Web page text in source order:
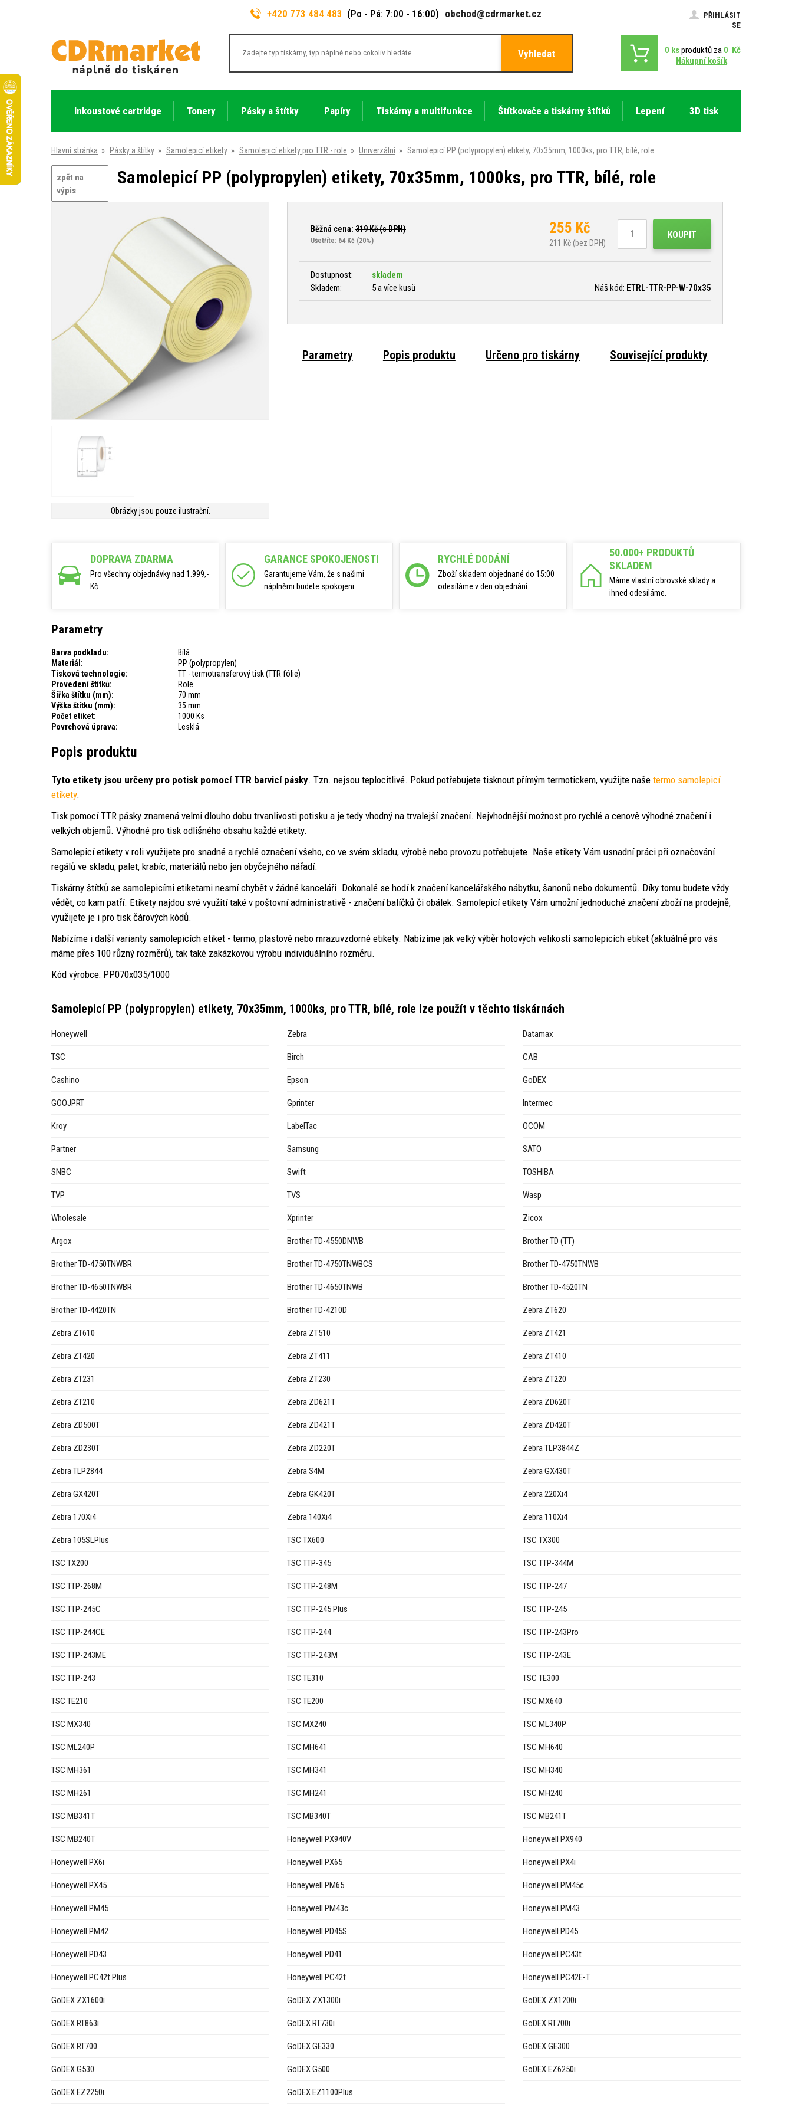
+420 773 484 483 (Po - Pá: 7:00 - 16:00) obchod@cdrmarket.cz
PŘIHLÁSIT
SE
Vyhledat 0 ksproduktů za 0 Kč
Nákupní košík
Inkoustové cartridge Tonery Pásky a štítky Papíry Tiskárny a multifunkce Štítkovače a tiskárny štítků Lepení 3D tisk
Hlavní stránka » Pásky a štítky » Samolepicí etikety » Samolepicí etikety pro TTR - role » Univerzální » Samolepicí PP (polypropylen) etikety, 70x35mm, 1000ks, pro TTR, bílé, role
zpět na
výpis
Samolepicí PP (polypropylen) etikety, 70x35mm, 1000ks, pro TTR, bílé, role
Obrázky jsou pouze ilustrační.
Běžná cena: 319Kč (s DPH)
Ušetříte: 64 Kč (20%)
255 Kč
211 Kč (bez DPH)
KOUPIT
Dostupnost:
skladem
Skladem:
5 a více kusů Náš kód: ETRL-TTR-PP-W-70x35
Parametry Popis produktu Určeno pro tiskárny Související produkty
DOPRAVA ZDARMA
Pro všechny objednávky nad 1.999,-
Kč
GARANCE SPOKOJENOSTI
Garantujeme Vám, že s našimi
náplněmi budete spokojeni
RYCHLÉ DODÁNÍ
Zboží skladem objednané do 15:00
odesíláme v den objednání.
50.000+ PRODUKTŮ
SKLADEM
Máme vlastní obrovské sklady a
ihned odesíláme.
Parametry
Barva podkladu:
Bílá
Materiál:
PP (polypropylen)
Tisková technologie:
TT - termotransferový tisk (TTR fólie)
Provedení štítků:
Role
Šířka štítku (mm):
70 mm
Výška štítku (mm):
35 mm
Počet etiket:
1000 Ks
Povrchová úprava:
Lesklá
Popis produktu
Tyto etikety jsou určeny pro potisk pomocí TTR barvicí pásky. Tzn. nejsou teplocitlivé. Pokud potřebujete tisknout přímým termotickem, využijte naše termo samolepicí
etikety.
Tisk pomocí TTR pásky znamená velmi dlouho dobu trvanlivosti potisku a je tedy vhodný na trvalejší značení. Nejvhodnější možnost pro rychlé a cenově výhodné značení i
velkých objemů. Výhodné pro tisk odlišného obsahu každé etikety.
Samolepicí etikety v roli využijete pro snadné a rychlé označení všeho, co ve svém skladu, výrobě nebo provozu potřebujete. Naše etikety Vám usnadní práci při označování
regálů ve skladu, palet, krabíc, materiálů nebo jen obyčejného nářadí.
Tiskárny štítků se samolepicími etiketami nesmí chybět v žádné kanceláři. Dokonalé se hodí k značení kancelářského nábytku, šanonů nebo dokumentů. Díky tomu budete vždy
vědět, co kam patří. Etikety najdou své využití také v poštovní administrativě - značení balíčků či obálek. Samolepicí etikety Vám umožní jednoduché značení zboží na prodejně,
využijete je i pro tisk čárových kódů.
Nabízíme i další varianty samolepicích etiket - termo, plastové nebo mrazuvzdorné etikety. Nabízíme jak velký výběr hotových velikostí samolepicích etiket (aktuálně pro vás
máme přes 100 různý rozměrů), tak také zakázkovou výrobu individuálního rozměru.
Kód výrobce: PP070x035/1000
Samolepicí PP (polypropylen) etikety, 70x35mm, 1000ks, pro TTR, bílé, role lze použít v těchto tiskárnách
Honeywell Zebra Datamax
TSC Birch CAB
Cashino Epson GoDEX
GOOJPRT Gprinter Intermec
Kroy LabelTac OCOM
Partner Samsung SATO
SNBC Swift TOSHIBA
TVP TVS Wasp
Wholesale Xprinter Zicox
Argox Brother TD-4550DNWB Brother TD (TT)
Brother TD-4750TNWBR Brother TD-4750TNWBCS Brother TD-4750TNWB
Brother TD-4650TNWBR Brother TD-4650TNWB Brother TD-4520TN
Brother TD-4420TN Brother TD-4210D Zebra ZT620
Zebra ZT610 Zebra ZT510 Zebra ZT421
Zebra ZT420 Zebra ZT411 Zebra ZT410
Zebra ZT231 Zebra ZT230 Zebra ZT220
Zebra ZT210 Zebra ZD621T Zebra ZD620T
Zebra ZD500T Zebra ZD421T Zebra ZD420T
Zebra ZD230T Zebra ZD220T Zebra TLP3844Z
Zebra TLP2844 Zebra S4M Zebra GX430T
Zebra GX420T Zebra GK420T Zebra 220Xi4
Zebra 170Xi4 Zebra 140Xi4 Zebra 110Xi4
Zebra 105SLPlus TSC TX600 TSC TX300
TSC TX200 TSC TTP-345 TSC TTP-344M
TSC TTP-268M TSC TTP-248M TSC TTP-247
TSC TTP-245C TSC TTP-245 Plus TSC TTP-245
TSC TTP-244CE TSC TTP-244 TSC TTP-243Pro
TSC TTP-243ME TSC TTP-243M TSC TTP-243E
TSC TTP-243 TSC TE310 TSC TE300
TSC TE210 TSC TE200 TSC MX640
TSC MX340 TSC MX240 TSC ML340P
TSC ML240P TSC MH641 TSC MH640
TSC MH361 TSC MH341 TSC MH340
TSC MH261 TSC MH241 TSC MH240
TSC MB341T TSC MB340T TSC MB241T
TSC MB240T Honeywell PX940V Honeywell PX940
Honeywell PX6i Honeywell PX65 Honeywell PX4i
Honeywell PX45 Honeywell PM65 Honeywell PM45c
Honeywell PM45 Honeywell PM43c Honeywell PM43
Honeywell PM42 Honeywell PD45S Honeywell PD45
Honeywell PD43 Honeywell PD41 Honeywell PC43t
Honeywell PC42t Plus Honeywell PC42t Honeywell PC42E-T
GoDEX ZX1600i GoDEX ZX1300i GoDEX ZX1200i
GoDEX RT863i GoDEX RT730i GoDEX RT700i
GoDEX RT700 GoDEX GE330 GoDEX GE300
GoDEX G530 GoDEX G500 GoDEX EZ6250i
GoDEX EZ2250i GoDEX EZ1100Plus